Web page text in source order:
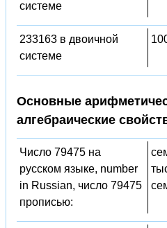
системе
233163 в двоичной
системе
Основные
алгебраические
Число 79475 на
русском языке, number
in Russian, число 79475
прописью: